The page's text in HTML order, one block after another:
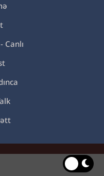
Canlı
hüquqları qorunur.